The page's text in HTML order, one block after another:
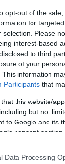
opt-out of the
for
selection. Please
interest-based
to third
of your
This information
Participants that
that this website/
but not
to Google and its
consent section.
Data Processing
τους
με τις
η επιδότηση
προτείνουμε
μήνες – και
όφελος
πετρέλαιο
ή 3η-4η πιο
υψηλή